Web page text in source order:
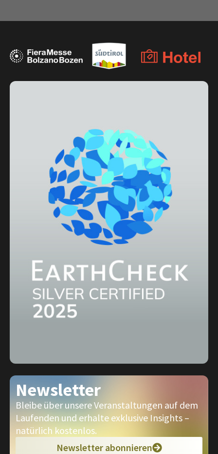
Newsletter
Bleibe über unsere Veranstaltungen auf dem
Laufenden und erhalte exklusive Insights –
natürlich kostenlos.
Newsletter abonnieren